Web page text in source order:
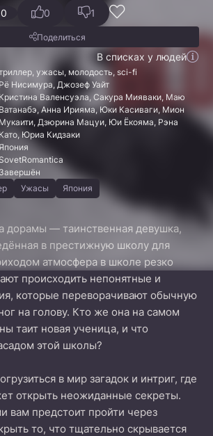
0
В списках у людей
0 1
Поделиться
ужасы, молодость, sci-fi
Рё Нисимура, Джозеф Уайт
Кристина Валенсуэла, Сакура Мияваки, Маю
Ватанабэ, Анна Ирияма, Юки Касиваги, Мион
Мукаити, Дзюрина Мацуи, Юи Ёкояма, Рэна
Като, Юриа Кидзаки
Япония
SovetRomantica
Завершён
Ужасы Япония
дорамы — таинственная девушка,
в престижную школу для
атмосфера в школе резко
происходить непонятные и
которые переворачивают обычную
на голову. Кто же она на самом
таит новая ученица, и что
этой школы?
в мир загадок и интриг, где
открыть неожиданные секреты.
вам предстоит пройти через
то, что тщательно скрывается